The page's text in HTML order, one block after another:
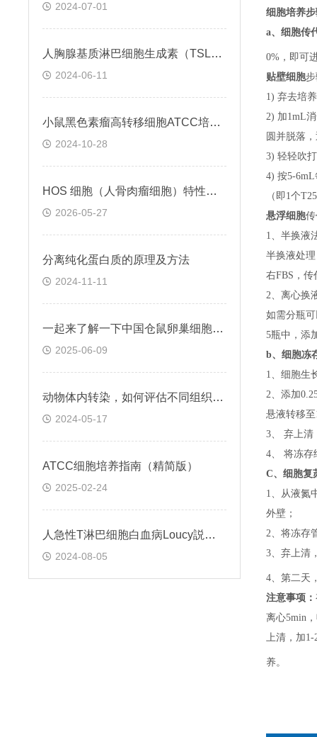
2024-07-01
人胸腺基质淋巴细胞生成素（TSLP）ELISA检测试剂盒説明书
2024-06-11
小鼠黑色素瘤高转移细胞ATCC培养与保存
2024-10-28
HOS 细胞（人骨肉瘤细胞）特性与功能
2026-05-27
分离纯化蛋白质的原理及方法
2024-11-11
一起来了解一下中国仓鼠卵巢细胞的基本特点
2025-06-09
动物体内转染，如何评估不同组织的干扰效率
2024-05-17
ATCC细胞培养指南（精简版）
2025-02-24
人急性T淋巴细胞白血病Loucy説明书
2024-08-05
细胞培养
a、 细胞传
0%，即可
贴壁细胞
1) 弃去培
2) 加1mL
圆并脱落
3) 轻轻吹
4) 按5-
（即1个
悬浮细胞
1、半换液
半换液处
右FBS，
2、离心换
如需分瓶
5瓶中，添
b、 细胞冻
1、细胞生
2、添加
悬液转移
3、 弃上清
4、 将冻存
C、 细胞复
1、 从液氮
外壁；
2、 将冻存
3、 弃上清
4、 第二天
注意事项：
离心5min，
上清，加1-
养。